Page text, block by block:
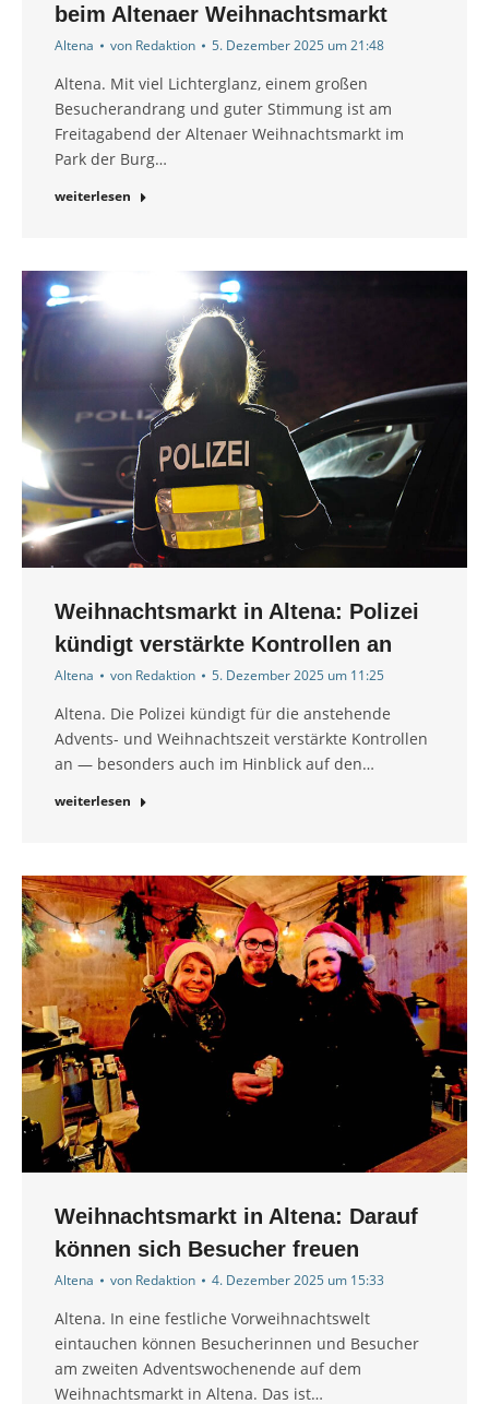
beim Altenaer Weihnachtsmarkt
Altena von Redaktion 5. Dezember 2025 um 21:48
Altena. Mit viel Lichterglanz, einem großen
Besucherandrang und guter Stimmung ist am
Freitagabend der Altenaer Weihnachtsmarkt im
Park der Burg…
weiterlesen
Weihnachtsmarkt in Altena: Polizei
kündigt verstärkte Kontrollen an
Altena von Redaktion 5. Dezember 2025 um 11:25
Altena. Die Polizei kündigt für die anstehende
Advents- und Weihnachtszeit verstärkte Kontrollen
an — besonders auch im Hinblick auf den…
weiterlesen
Weihnachtsmarkt in Altena: Darauf
können sich Besucher freuen
Altena von Redaktion 4. Dezember 2025 um 15:33
Altena. In eine festliche Vorweihnachtswelt
eintauchen können Besucherinnen und Besucher
am zweiten Adventswochenende auf dem
Weihnachtsmarkt in Altena. Das ist…